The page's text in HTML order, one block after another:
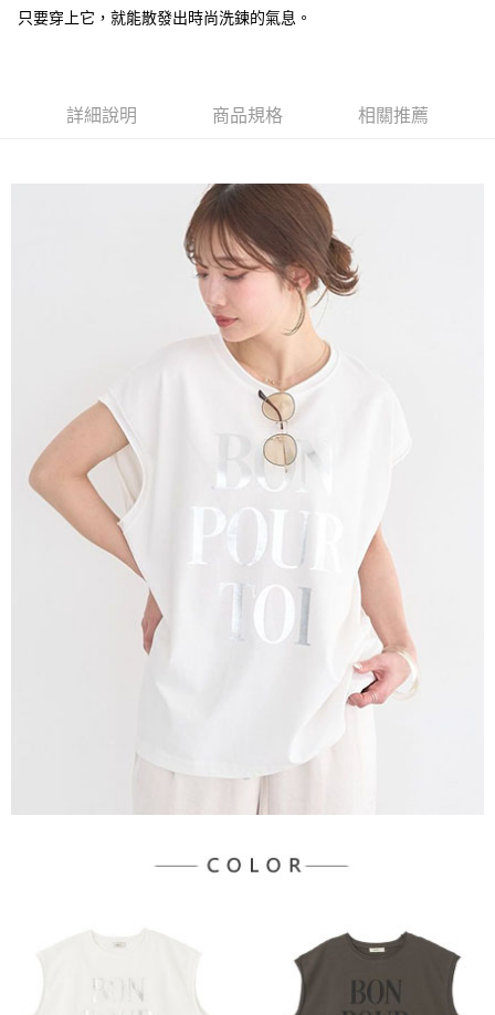
醒簡訊。
【注意事項】
1.本服務係由「台灣大哥大股份有限公司」（以下簡稱本公司）所提供，讓
2.基於同意付款使用「大哥付你分期」之契約關係目的，商店將以您的個人
資料（包含姓名、電話或地址）提供予台灣大哥大進項蒐集、處理及利用，
由本公司與您本人進行分期帳單所需資料之確認、核對及更正。
3.完整用戶服務條款，請詳閱以下連結： https://oppay.tw/userRule
【「AFTEE先享後付」結帳流程】
ATM／網路銀行／等多元方式進行付款，方視為交易完成。
※ 交易是否成功請以「AFTEE先享後付 」之結帳頁面顯示為準，若有關於
是否繳費成功／繳費後需取消欲退款等相關疑問，請聯繫「AFTEE先享後付
https://netprotections.freshdesk.com/support/home
１．透過由恩沛科技股份有限公司提供之「AFTEE先享後付」服務完成之交
易，需依本服務之必要範圍內提供個人資料，並將交易相關給付款項請求債
權轉讓予恩沛科技股份有限公司。
２．關於個人資料處理事宜，請瀏覽以下網址：
３．未成年的使用者請事先徵得法定代理人或監護人之同意方可使用
「AFTEE先享後付」，若未經同意申辦者引起之損失，本公司不負相關責
４．使用「AFTEE先享後付」時，將依據個別帳號之用戶狀況，依本公司即
時審查核予不同之上限額度；若仍有額度不足之情形，本公司將視審查結果
請求用戶進行身份認證。
５．嚴禁一人註冊多個帳號或使用他人資訊註冊。若發現惡意使用之情形，
恩沛科技股份有限公司將有權停止該用戶之使用額度並採取法律行動。
每筆NT$60，滿NT$388(含以上)免運費
萊爾富取貨付款
每筆NT$60，滿NT$888(含以上)免運費
每筆NT$60，滿NT$888(含以上)免運費
每筆NT$60，滿NT$888(含以上)免運費
每筆NT$90，滿NT$888(含以上)免運費
只要穿上它，就能散發出時尚洗鍊的氣息。
詳細說明 商品規格 相關推薦